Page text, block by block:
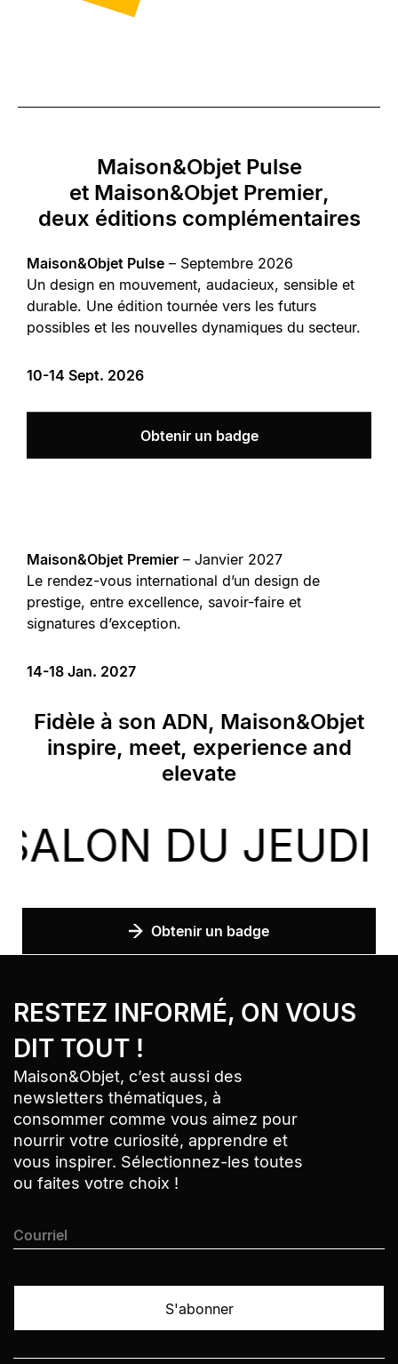
Maison&Objet Pulse
et Maison&Objet Premier,
deux éditions complémentaires
Maison&Objet Pulse – Septembre 2026
Un design en mouvement, audacieux, sensible et
durable. Une édition tournée vers les futurs
possibles et les nouvelles dynamiques du secteur.
10-14 Sept. 2026
Obtenir un badge
Maison&Objet Premier – Janvier 2027
Le rendez-vous international d’un design de
prestige, entre excellence, savoir-faire et
signatures d’exception.
14-18 Jan. 2027
Fidèle à son ADN, Maison&Objet
inspire, meet, experience and
elevate
DU JEUDI 10
Obtenir un badge
› Retour au menu
› Retour haut de page
RESTEZ INFORMÉ, ON VOUS
DIT TOUT !
Maison&Objet, c’est aussi des
newsletters thématiques, à
consommer comme vous aimez pour
nourrir votre curiosité, apprendre et
vous inspirer. Sélectionnez-les toutes
ou faites votre choix !